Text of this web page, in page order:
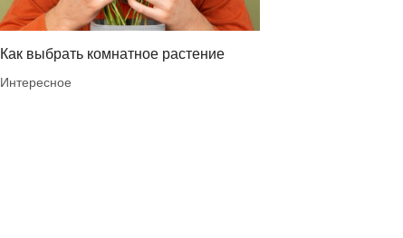
Как выбрать комнатное растение
Интересное